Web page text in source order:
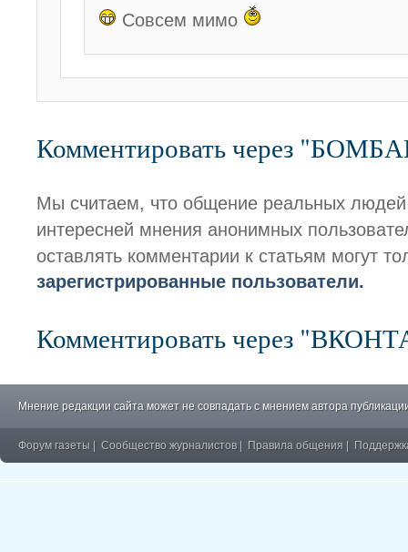
Совсем мимо
Комментировать через
Мы считаем, что общение реальных
интересней мнения анонимных
оставлять комментарии к статьям могут
зарегистрированные пользователи.
Комментировать через
Мнение редакции сайта может не совпадать с мнением автора
Форум газеты Сообщество журналистов Правила общения
�